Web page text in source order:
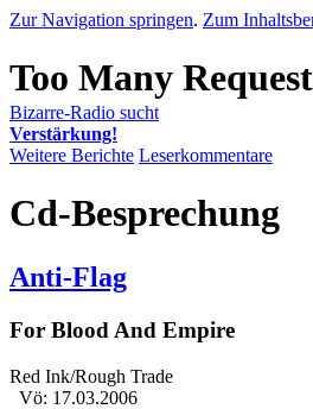
Zur Navigation springen. Zum
Bizarre-Radio sucht
Verstärkung!
Weitere Berichte Leserkommentare
Cd-Besprechung
Anti-Flag
For Blood And Empire
Red Ink/Rough Trade
Vö: 17.03.2006